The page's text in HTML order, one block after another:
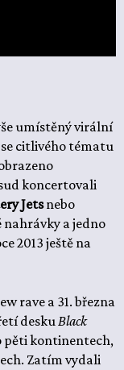
umístěný virální
citlivého tématu
koncertovali
Jetsnebo
a jedno
2013 ještě na
rave a 31. března
deskuBlack
pěti kontinentech,
Zatím vydali